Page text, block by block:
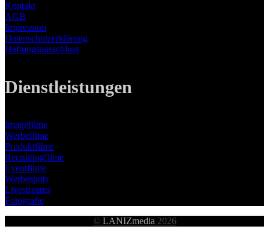
Kontakt
AGB
Impressum
Datenschutzerklärung
Haftungsausschluss
Dienstleistungen
Imagefilme
Werbefilme
Produktfilme
Recruitingfilme
Eventfilme
Werbespots
Livestreams
Fotografie
© LANIZmedia 2026